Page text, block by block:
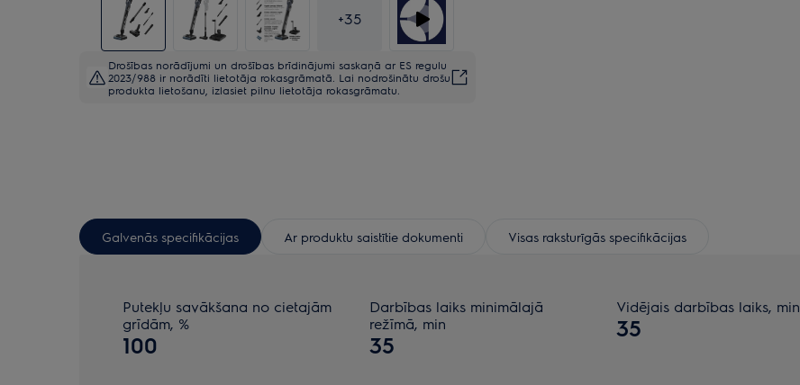
+35
Drošības norādījumi un drošības brīdinājumi saskaņā ar ES regulu
2023/988 ir norādīti lietotāja rokasgrāmatā. Lai nodrošinātu drošu
produkta lietošanu, izlasiet pilnu lietotāja rokasgrāmatu.
Galvenās specifikācijas Ar produktu saistītie dokumenti Visas raksturīgās specifikācijas
Putekļu savākšana no cietajām
grīdām, %
100
Darbības laiks minimālajā
režīmā, min
35
Vidējais darbības laiks, min
35